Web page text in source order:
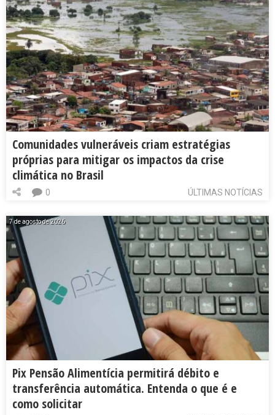
Comunidades vulneráveis criam estratégias
próprias para mitigar os impactos da crise
climática no Brasil
ÚLTIMAS NOTÍCIAS
0
7 de agosto de 2026
Pix Pensão Alimentícia permitirá débito e
transferência automática. Entenda o que é e
como solicitar